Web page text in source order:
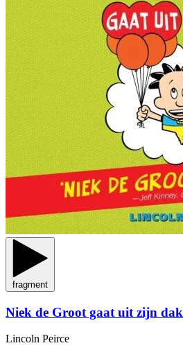
fragment
Niek de Groot gaat uit zijn dak
Lincoln Peirce